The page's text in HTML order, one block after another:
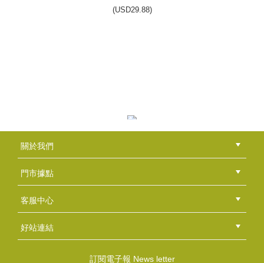
OPP透明包裝紙21*15cm
(USD29.88)
關於我們
公司簡介
品牌故事
最新消息
隱私權聲明
版權聲明
門市據點
總部
北區
中區
南區
東區
海外
客服中心
會員等級
購物流程
訂單查詢
常見問題
海外訂購流程
連絡我們
下載專區
紅利點數
好站連結
訂閱電子報 News letter